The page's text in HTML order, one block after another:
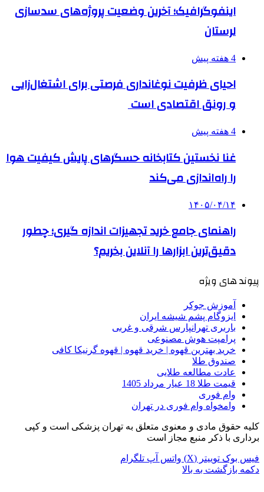
اینفوگرافیک؛ آخرین وضعیت پروژه‌های سدسازی
لرستان
4 هفته پیش
احیای ظرفیت نوغانداری فرصتی برای اشتغال‌زایی
و رونق اقتصادی است
4 هفته پیش
غنا نخستین کتابخانه حسگرهای پایش کیفیت هوا
را راه‌اندازی می‌کند
۱۴۰۵/۰۴/۱۴
راهنمای جامع خرید تجهیزات اندازه گیری؛ چطور
دقیق‌ترین ابزارها را آنلاین بخریم؟
پیوند های ویژه
آموزش جوکر
ایزوگام پشم شیشه ایران
باربری تهرانپارس شرقی و غربی
پرامپت هوش مصنوعی
خرید بهترین قهوه | خرید قهوه | قهوه گرنیکا کافی
صندوق طلا
عادت مطالعه طلایی
قیمت طلا 18 عیار مرداد 1405
وام فوری
وامخواه وام فوری در تهران
کلیه حقوق مادی و معنوی متعلق به تهران پزشکی است و کپی
برداری با ذکر منبع مجاز است
فیس بوک توییتر (X) واتس آپ تلگرام
دکمه بازگشت به بالا